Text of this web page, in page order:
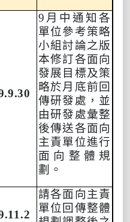
9 月中通知各
單位參考策略
小組討論之版
本修訂各面向
發展目標及策
略於月底前回
傳研發處 ， 並
由研發處彙整
後傳送各面向
主責單位進行
面向整體規
劃 。
請各面向主責
單位回傳整體